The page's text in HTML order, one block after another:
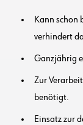
Kann schon
verhindert
Ganzjährig
Zur
benötigt.
Einsatz zur